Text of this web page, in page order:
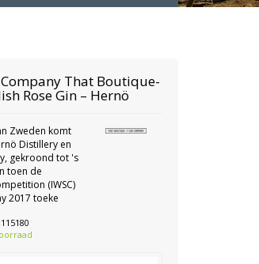
That Boutique-
Rose Gin – Hernö
Zweden komt
Distillery en
gekroond tot 's
toen de
(IWSC)
2017 toeke